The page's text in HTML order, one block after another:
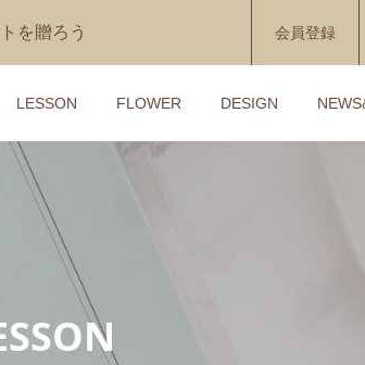
を贈ろう 会員登録
LESSON FLOWER DESIGN
キット
¥5,500
【おむつケーキ】ジェリーキ
キット
¥5,500
【1DAYレッスン】三輪車ダ